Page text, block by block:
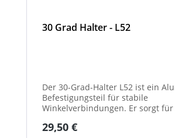
30 Grad Halter - L52
Der 30-Grad-Halter L52 ist ein
Befestigungsteil für stabile
Winkelverbindungen. Er sorgt für
Durch das leichte,
Regulärer Preis:
29,50 €